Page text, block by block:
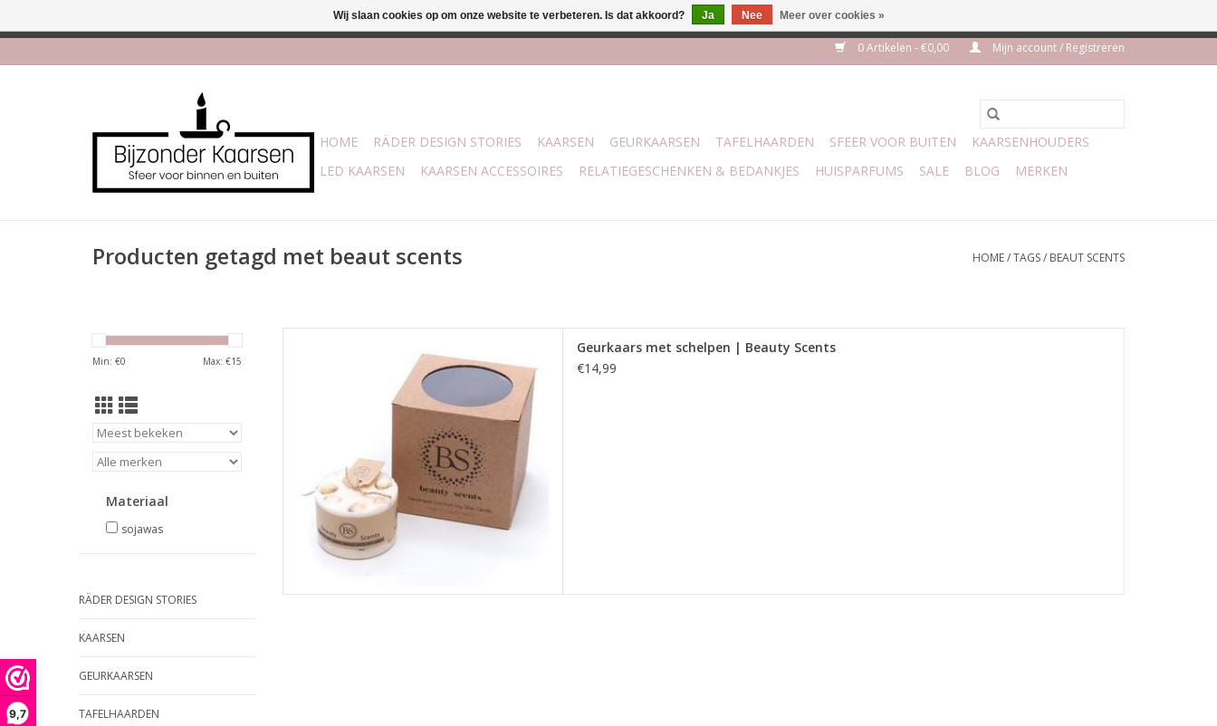
9,7
0 Artikelen - €0,00 Mijn account / Registreren
HOME RÄDER DESIGN STORIES KAARSEN GEURKAARSEN TAFELHAARDEN SFEER VOOR BUITEN
KAARSENHOUDERS
LED KAARSEN
KAARSEN ACCESSOIRES RELATIEGESCHENKEN & BEDANKJES HUISPARFUMS SALE BLOG MERKEN
Producten getagd met beaut scents HOME/TAGS/ BEAUT SCENTS
Min: €0 Max: €15
Materiaal
sojawas
RÄDER DESIGN STORIES
KAARSEN
GEURKAARSEN
TAFELHAARDEN
zeeschelpen.
Afmeting 7,5 cm diameter, 5 cm hoog
Brandduur tot 25 uur
Afmeting 7,5 cm doorsnede, 5 cm hoog
TOEVOEGEN AAN WINKELWAGEN
Geurkaars met schelpen | Beauty Scents
€14,99
Wij slaan cookies op om onze website te verbeteren. Is dat akkoord? Ja Nee Meer over cookies »
Afhalen is mogelijk bij Trotz Woon & Cadeau | Belvederelaan 107 Zwolle | boven de 70 euro geen verzendkosten